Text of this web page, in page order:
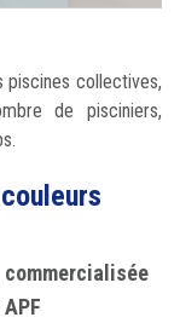
piscines collectives,
de pisciniers,
commercialisée